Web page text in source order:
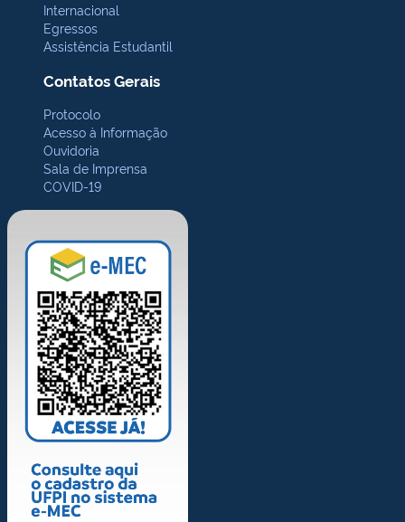
Internacional
Egressos
Assistência Estudantil
Contatos Gerais
Protocolo
Acesso à Informação
Ouvidoria
Sala de Imprensa
COVID-19